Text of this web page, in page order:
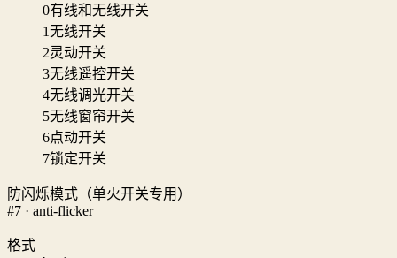
0有线和无线开关
1无线开关
2灵动开关
3无线遥控开关
4无线调光开关
5无线窗帘开关
6点动开关
7锁定开关
防闪烁模式（单火开关专用）
#7 · anti-flicker
格式